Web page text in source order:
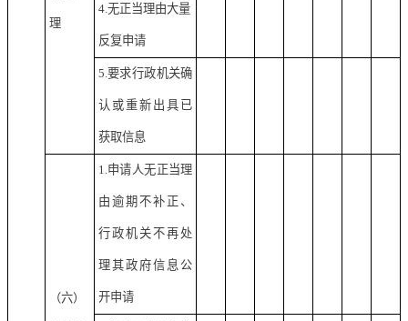
理
4.无正当理由大量
反复申请
5.要求行政机关确
认或重新出具已
获取信息
（六）
1.申请人无正当理
由逾期不补正、
行政机关不再处
理其政府信息公
开申请